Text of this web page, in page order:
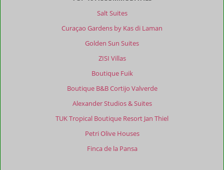
Salt Suites
Curaçao Gardens by Kas di Laman
Golden Sun Suites
ZISI Villas
Boutique Fuik
Boutique B&B Cortijo Valverde
Alexander Studios & Suites
TUK Tropical Boutique Resort Jan Thiel
Petri Olive Houses
Finca de la Pansa